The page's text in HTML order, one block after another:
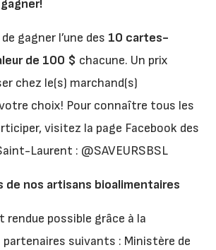
gagner l’une des 10 cartes-
de 100 $ chacune. Un prix
chez le(s) marchand(s)
choix! Pour connaître tous les
visitez la page Facebook des
Laurent : @SAVEURSBSL
de nos artisans bioalimentaires
possible grâce à la
suivants : Ministère de